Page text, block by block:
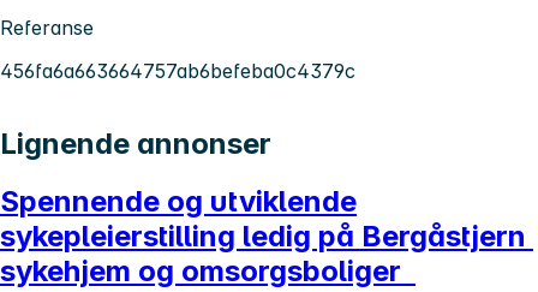
Referanse
456fa6a663664757ab6befeba0c4379c
Lignende annonser
Spennende og utviklende
sykepleierstilling ledig på Bergåstjern
sykehjem og omsorgsboliger